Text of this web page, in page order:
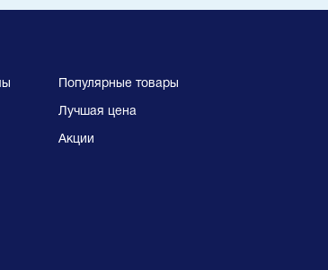
Популярные товары
Лучшая цена
Акции